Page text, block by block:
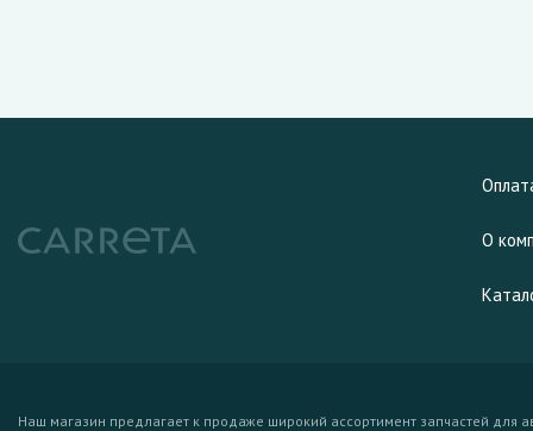
О
Наш магазин предлагает к продаже широкий ассортимент запчастей для